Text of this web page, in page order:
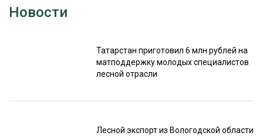
Новости
Татарстан приготовил 6 млн рублей на
матподдержку молодых специалистов
лесной отрасли
Лесной экспорт из Вологодской области